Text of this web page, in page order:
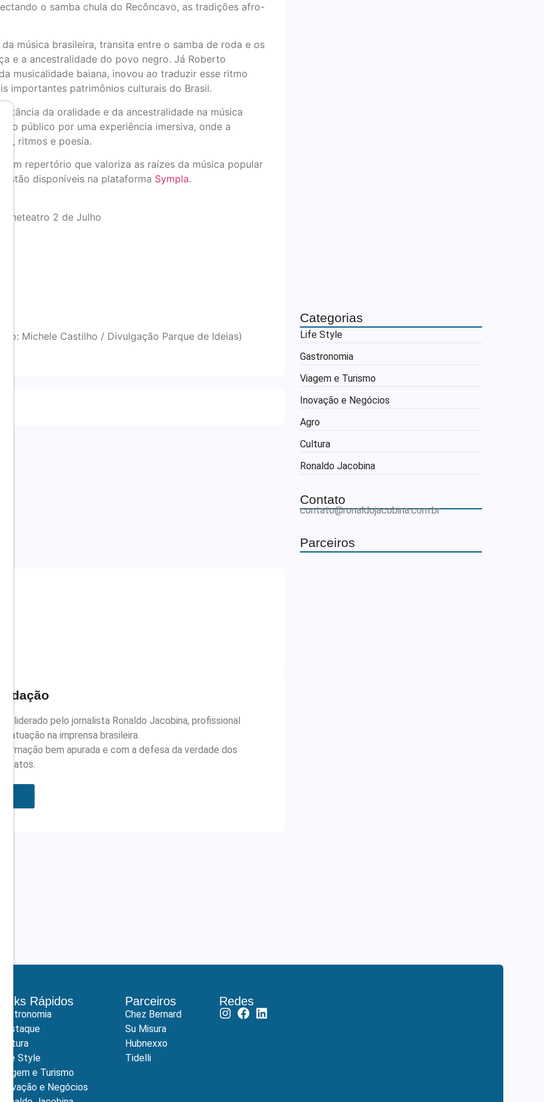
o samba chula do Recôncavo, as tradições afro-
música brasileira, transita entre o samba de roda e os
e a ancestralidade do povo negro. Já Roberto
musicalidade baiana, inovou ao traduzir esse ritmo
importantes patrimônios culturais do Brasil.
da oralidade e da ancestralidade na música
o público por uma experiência imersiva, onde a
ritmos e poesia.
um repertório que valoriza as raízes da música popular
estão disponíveis na plataforma Sympla.
2 de Julho
Michele Castilho / Divulgação Parque de Ideias)
Redação
liderado pelo jornalista Ronaldo Jacobina, profissional
atuação na imprensa brasileira.
bem apurada e com a defesa da verdade dos
fatos.
Categorias
Life Style
Gastronomia
Viagem e Turismo
Inovação e Negócios
Agro
Cultura
Ronaldo Jacobina
Contato
contato@ronaldojacobina.com.br
Parceiros
Links Rápidos
Gastronomia
Destaque
Cultura
Life Style
Viagem e Turismo
Inovação e Negócios
Parceiros
Chez Bernard
Su Misura
Hubnexxo
Tidelli
Redes